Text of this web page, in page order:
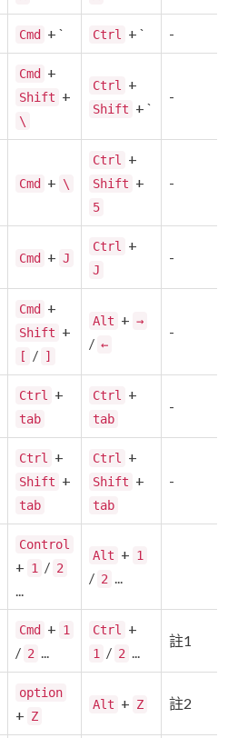
Cmd + ` Ctrl + ` -
Cmd +
Shift +
\
Ctrl +
Shift + `
-
Cmd + \
Ctrl +
Shift +
5
-
Cmd + J
Ctrl +
J
-
Cmd +
Shift +
[ / ]
Alt + →
/ ←
-
Ctrl +
tab
Ctrl +
tab
-
Ctrl +
Shift +
tab
Ctrl +
Shift +
tab
-
Control
+ 1 / 2
...
Alt + 1
/ 2 ...
Cmd + 1
/ 2 ...
Ctrl +
1 / 2 ...
註1
option
+ Z
Alt + Z 註2